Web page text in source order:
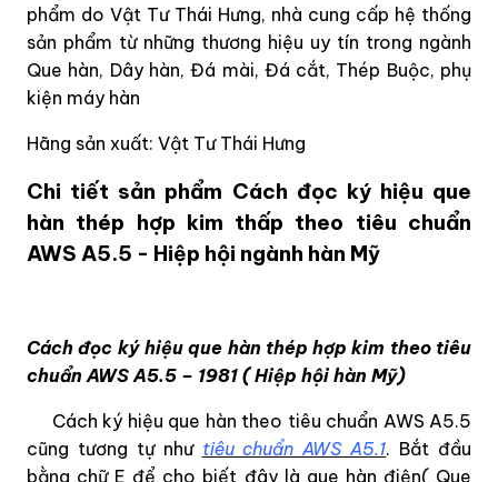
phẩm do Vật Tư Thái Hưng, nhà cung cấp hệ thống
sản phẩm từ những thương hiệu uy tín trong ngành
Que hàn, Dây hàn, Đá mài, Đá cắt, Thép Buộc, phụ
kiện máy hàn
Hãng sản xuất: Vật Tư Thái Hưng
Chi tiết sản phẩm Cách đọc ký hiệu que
hàn thép hợp kim thấp theo tiêu chuẩn
AWS A5.5 - Hiệp hội ngành hàn Mỹ
Cách đọc ký hiệu que hàn thép hợp kim theo tiêu
chuẩn AWS A5.5 – 1981 ( Hiệp hội hàn Mỹ)
Cách ký hiệu que hàn theo tiêu chuẩn AWS A5.5
cũng tương tự như tiêu chuẩn AWS A5.1. Bắt đầu
bằng chữ E để cho biết đây là que hàn điện( Que